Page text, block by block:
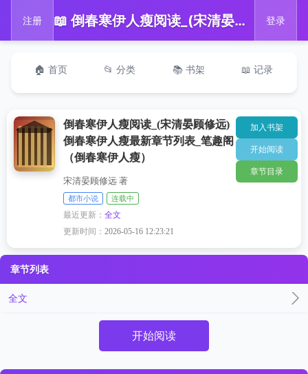
注册 📖 倒春寒伊人瘦阅读_(宋清晏顾修远)倒春寒伊人瘦最新章节列表_笔趣阁（倒春寒伊人瘦） 登录
🏠 首页 📂 分类 📚 书架 📖 记录
倒春寒伊人瘦阅读_(宋清晏顾修远)
倒春寒伊人瘦最新章节列表_笔趣阁
（倒春寒伊人瘦）
宋清晏顾修远 著
都市小说 连载中
最近更新：全文
更新时间：2026-05-16 12:23:21
加入书架
开始阅读
章节目录
章节列表
全文
开始阅读